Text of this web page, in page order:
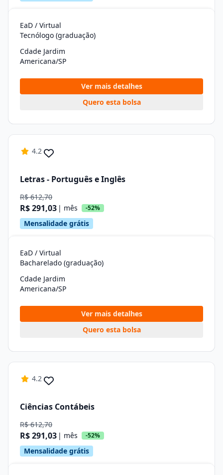
EaD / Virtual
Tecnólogo (graduação)
Cdade Jardim
Americana/SP
Ver mais detalhes
Quero esta bolsa
4.2
Letras - Português e Inglês
R$ 612,70
R$ 291,03 | mês -52%
Mensalidade grátis
EaD / Virtual
Bacharelado (graduação)
Cdade Jardim
Americana/SP
Ver mais detalhes
Quero esta bolsa
4.2
Ciências Contábeis
R$ 612,70
R$ 291,03 | mês -52%
Mensalidade grátis